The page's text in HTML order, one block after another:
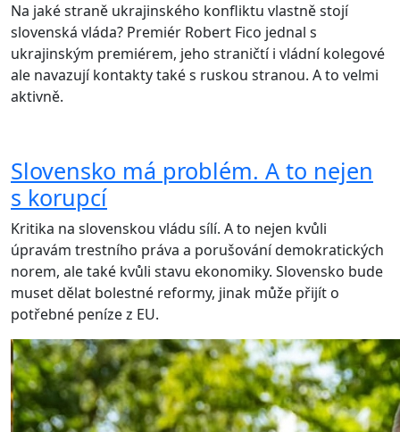
Na jaké straně ukrajinského konfliktu vlastně stojí
slovenská vláda? Premiér Robert Fico jednal s
ukrajinským premiérem, jeho straničtí i vládní kolegové
ale navazují kontakty také s ruskou stranou. A to velmi
aktivně.
Slovensko má problém. A to nejen
s korupcí
Kritika na slovenskou vládu sílí. A to nejen kvůli
úpravám trestního práva a porušování demokratických
norem, ale také kvůli stavu ekonomiky. Slovensko bude
muset dělat bolestné reformy, jinak může přijít o
potřebné peníze z EU.